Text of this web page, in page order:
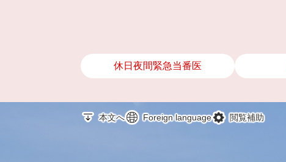
本文へ Foreign language 閲覧補助
休日夜間緊急当番医